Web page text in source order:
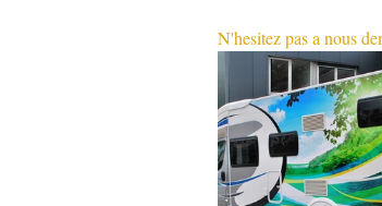
N'hesitez pas a nous